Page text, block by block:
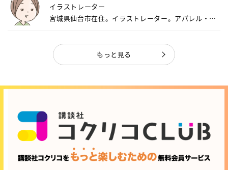
イラストレーター
宮城県仙台市在住。イラストレーター。アパレル・キ
もっと見る